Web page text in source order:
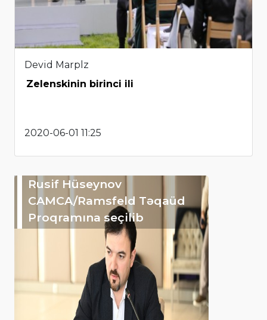
Devid Marplz
Zelenskinin birinci ili
2020-06-01 11:25
Rusif Hüseynov
CAMCA/Ramsfeld Təqaüd
Proqramına seçilib